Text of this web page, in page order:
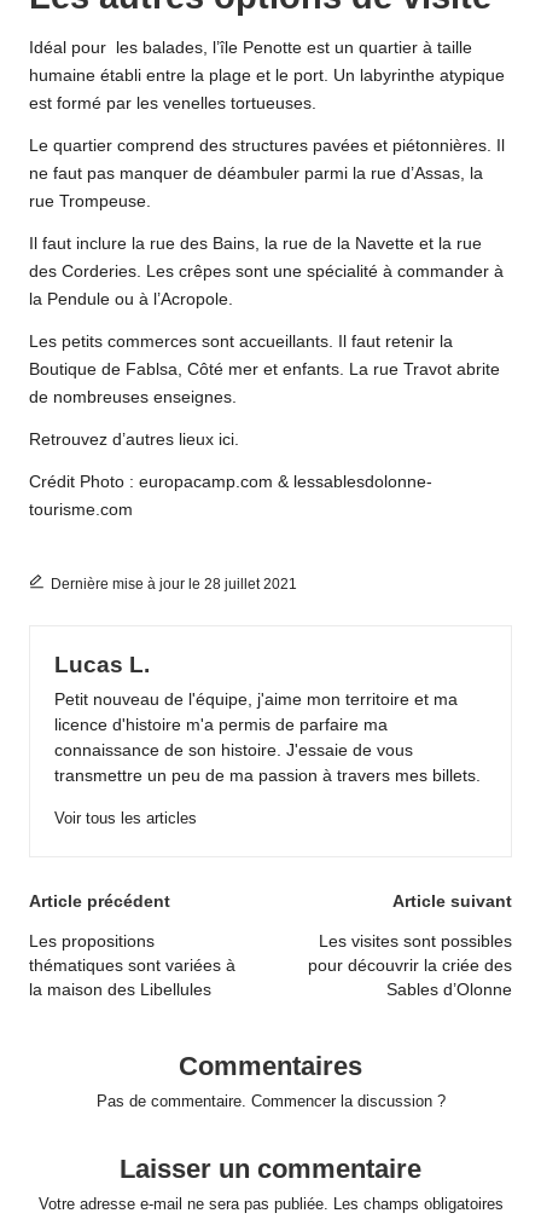
Idéal pour les balades, l’île Penotte est un quartier à taille
humaine établi entre la plage et le port. Un labyrinthe atypique
est formé par les venelles tortueuses.
Le quartier comprend des structures pavées et piétonnières. Il
ne faut pas manquer de déambuler parmi la rue d’Assas, la
rue Trompeuse.
Il faut inclure la rue des Bains, la rue de la Navette et la rue
des Corderies. Les crêpes sont une spécialité à commander à
la Pendule ou à l’Acropole.
Les petits commerces sont accueillants. Il faut retenir la
Boutique de Fablsa, Côté mer et enfants. La rue Travot abrite
de nombreuses enseignes.
Retrouvez d’autres lieux ici.
Crédit Photo : europacamp.com & lessablesdolonne-
tourisme.com
Dernière mise à jour le 28 juillet 2021
Lucas L.
Petit nouveau de l'équipe, j'aime mon territoire et ma
licence d'histoire m'a permis de parfaire ma
connaissance de son histoire. J'essaie de vous
transmettre un peu de ma passion à travers mes billets.
Voir tous les articles
Post
navigation
Article précédent
Les propositions
thématiques sont variées à
la maison des Libellules
Article suivant
Les visites sont possibles
pour découvrir la criée des
Sables d’Olonne
Commentaires
Pas de commentaire. Commencer la discussion ?
Laisser un commentaire
Votre adresse e-mail ne sera pas publiée.
Les champs obligatoires